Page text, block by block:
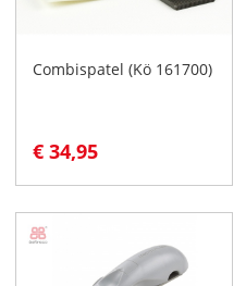
Combispatel (Kö 161700)
€ 34,95